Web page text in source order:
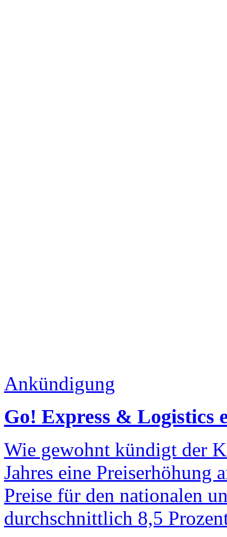
Ankündigung
Go! Express & Logistics
Wie gewohnt kündigt der
Jahres eine Preiserhöhung
Preise für den nationalen
durchschnittlich 8,5